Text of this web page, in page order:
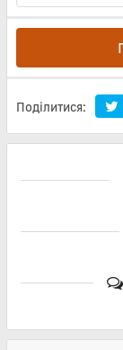
Поділитися: